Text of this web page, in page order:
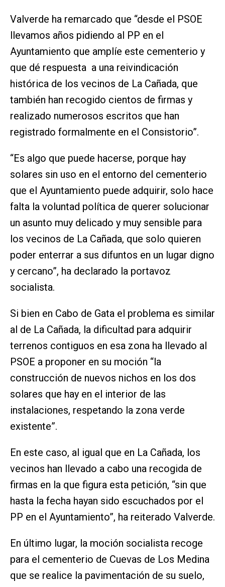
Valverde ha remarcado que “desde el PSOE
llevamos años pidiendo al PP en el
Ayuntamiento que amplíe este cementerio y
que dé respuesta a una reivindicación
histórica de los vecinos de La Cañada, que
también han recogido cientos de firmas y
realizado numerosos escritos que han
registrado formalmente en el Consistorio”.
“Es algo que puede hacerse, porque hay
solares sin uso en el entorno del cementerio
que el Ayuntamiento puede adquirir, solo hace
falta la voluntad política de querer solucionar
un asunto muy delicado y muy sensible para
los vecinos de La Cañada, que solo quieren
poder enterrar a sus difuntos en un lugar digno
y cercano”, ha declarado la portavoz
socialista.
Si bien en Cabo de Gata el problema es similar
al de La Cañada, la dificultad para adquirir
terrenos contiguos en esa zona ha llevado al
PSOE a proponer en su moción “la
construcción de nuevos nichos en los dos
solares que hay en el interior de las
instalaciones, respetando la zona verde
existente”.
En este caso, al igual que en La Cañada, los
vecinos han llevado a cabo una recogida de
firmas en la que figura esta petición, “sin que
hasta la fecha hayan sido escuchados por el
PP en el Ayuntamiento”, ha reiterado Valverde.
En último lugar, la moción socialista recoge
para el cementerio de Cuevas de Los Medina
que se realice la pavimentación de su suelo,